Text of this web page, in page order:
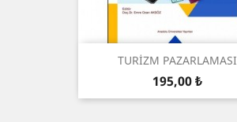
TURİZM PAZARLAMASI
Prix
195,00 ₺